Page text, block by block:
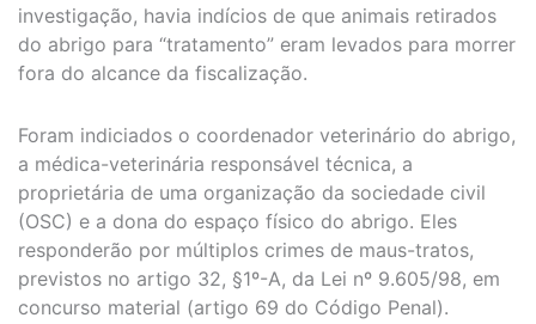
investigação, havia indícios de que animais retirados
do abrigo para “tratamento” eram levados para morrer
fora do alcance da fiscalização.
Foram indiciados o coordenador veterinário do abrigo,
a médica-veterinária responsável técnica, a
proprietária de uma organização da sociedade civil
(OSC) e a dona do espaço físico do abrigo. Eles
responderão por múltiplos crimes de maus-tratos,
previstos no artigo 32, §1º-A, da Lei nº 9.605/98, em
concurso material (artigo 69 do Código Penal).